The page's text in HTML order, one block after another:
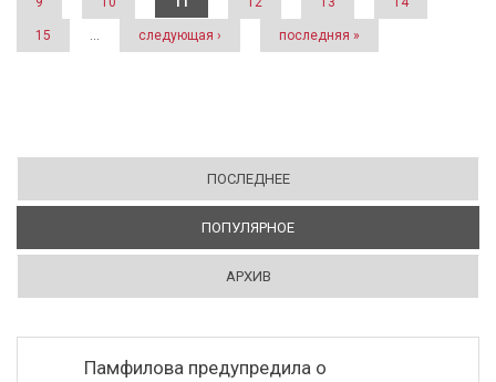
15 … следующая › последняя »
ПОСЛЕДНЕЕ
ПОПУЛЯРНОЕ
АРХИВ
Памфилова предупредила о